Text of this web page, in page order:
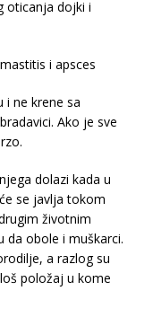
oticanja dojki i
i apsces
i ne krene sa
Ako je sve
dolazi kada u
se javlja tokom
životnim
da obole i muškarci.
a razlog su
položaj u kome